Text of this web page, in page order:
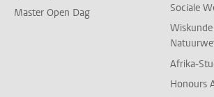
Master Open Dag
Sociale
Afrika-
Honours